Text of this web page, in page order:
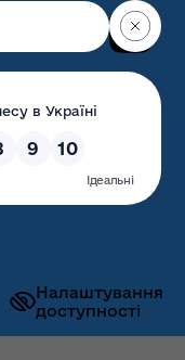
Налаштування
доступності